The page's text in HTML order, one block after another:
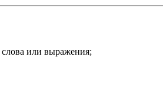
или выражения;